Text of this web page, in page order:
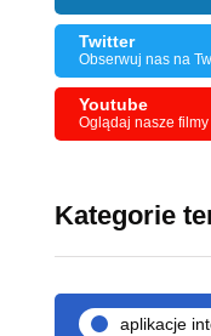
Twitter
Obserwuj nas na
Youtube
Oglądaj nasze
Kategorie
aplikacje